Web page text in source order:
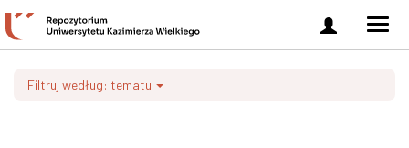
Zaloguj
się
Filtruj według: tematu